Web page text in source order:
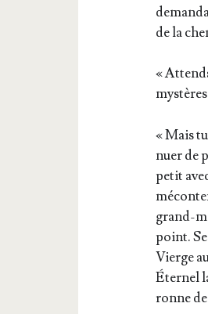
de la
«
« Mais
nuer de
petit
grand-
point.
Vierge
Éter­nel
ronne